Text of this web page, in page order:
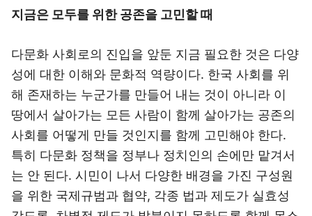
지금은 모두를 위한 공존을 고민할 때
다문화 사회로의 진입을 앞둔 지금 필요한 것은 다양
성에 대한 이해와 문화적 역량이다. 한국 사회를 위
해 존재하는 누군가를 만들어 내는 것이 아니라 이
땅에서 살아가는 모든 사람이 함께 살아가는 공존의
사회를 어떻게 만들 것인지를 함께 고민해야 한다.
특히 다문화 정책을 정부나 정치인의 손에만 맡겨서
는 안 된다. 시민이 나서 다양한 배경을 가진 구성원
을 위한 국제규범과 협약, 각종 법과 제도가 실효성